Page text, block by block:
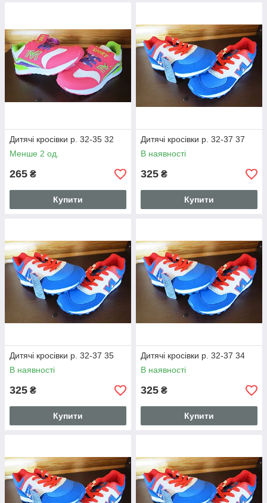
Дитячі кросівки р. 32-35 32
Менше 2 од.
265 ₴
Купити
Дитячі кросівки р. 32-37 37
В наявності
325 ₴
Купити
Дитячі кросівки р. 32-37 35
В наявності
325 ₴
Купити
Дитячі кросівки р. 32-37 34
В наявності
325 ₴
Купити